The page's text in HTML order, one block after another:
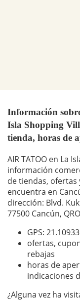
Información
Isla Shopping
tienda, horas de
AIR TATOO en La
información
de tiendas, ofertas
encuentra en
dirección: Blvd.
77500 Cancún,
GPS:
ofertas,
rebajas
horas de
indicaciones
¿Alguna vez ha